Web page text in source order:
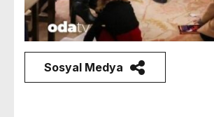
Sosyal Medya